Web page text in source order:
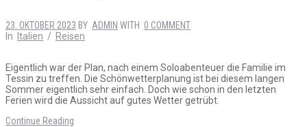
23. OKTOBER 2023 BY ADMIN WITH 0 COMMENT
In
Italien / Reisen
Eigentlich war der Plan, nach einem Soloabenteuer die Familie im
Tessin zu treffen. Die Schönwetterplanung ist bei diesem langen
Sommer eigentlich sehr einfach. Doch wie schon in den letzten
Ferien wird die Aussicht auf gutes Wetter getrübt.
Continue Reading